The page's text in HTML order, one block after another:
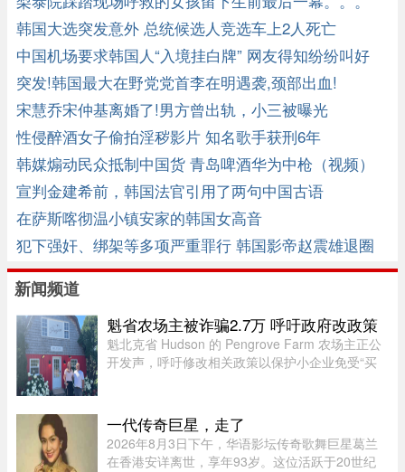
韩国大选突发意外 总统候选人竞选车上2人死亡
中国机场要求韩国人“入境挂白牌” 网友得知纷纷叫好
突发!韩国最大在野党党首李在明遇袭,颈部出血!
宋慧乔宋仲基离婚了!男方曾出轨，小三被曝光
性侵醉酒女子偷拍淫秽影片 知名歌手获刑6年
韩媒煽动民众抵制中国货 青岛啤酒华为中枪（视频）
宣判金建希前，韩国法官引用了两句中国古语
在萨斯喀彻温小镇安家的韩国女高音
犯下强奸、绑架等多项严重罪行 韩国影帝赵震雄退圈
新闻频道
魁省农场主被诈骗2.7万 呼吁政府改政策
魁北克省 Hudson 的 Pengrove Farm 农场主正公
开发声，呼吁修改相关政策以保护小企业免受“买
Cosgrove 和 Matt Penney 夫 ...
一代传奇巨星，走了
2026年8月3日下午，华语影坛传奇歌舞巨星葛兰
在香港安详离世，享年93岁。这位活跃于20世纪